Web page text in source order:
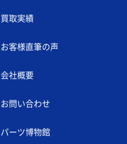
買取実績
お客様直筆の声
会社概要
お問い合わせ
パーツ博物館